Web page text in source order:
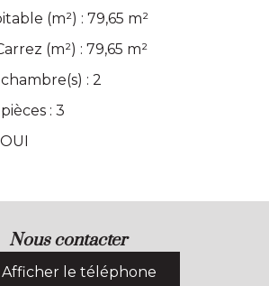
(m²) : 79,65 m²
(m²) : 79,65 m²
: 2
: 3
nous contacter
Afficher le téléphone